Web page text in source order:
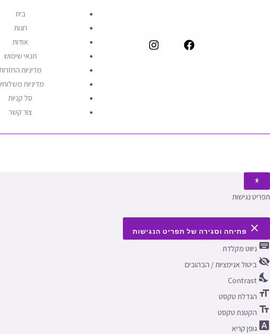
בית
חנות
אודות
תנאי שימוש
מדיניות
מדיניות
סל קניות
צור קשר
תפריט נגישות
close פתיחה וסגירה של תפריט הנגישות
keyboard ניווט מקלדת
visibility_offביטול אנימציות / הבהובים
nights_stay
Contrast
format_size הגדלת טקסט
text_fields הקטנת טקסט
font_download גופן קריא